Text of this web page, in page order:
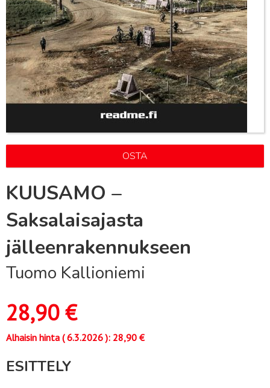
OSTA
KUUSAMO –
Saksalaisajasta
jälleenrakennukseen
Tuomo Kallioniemi
28,90€
Alhaisin hinta (6.3.2026): 28,90 €
ESITTELY